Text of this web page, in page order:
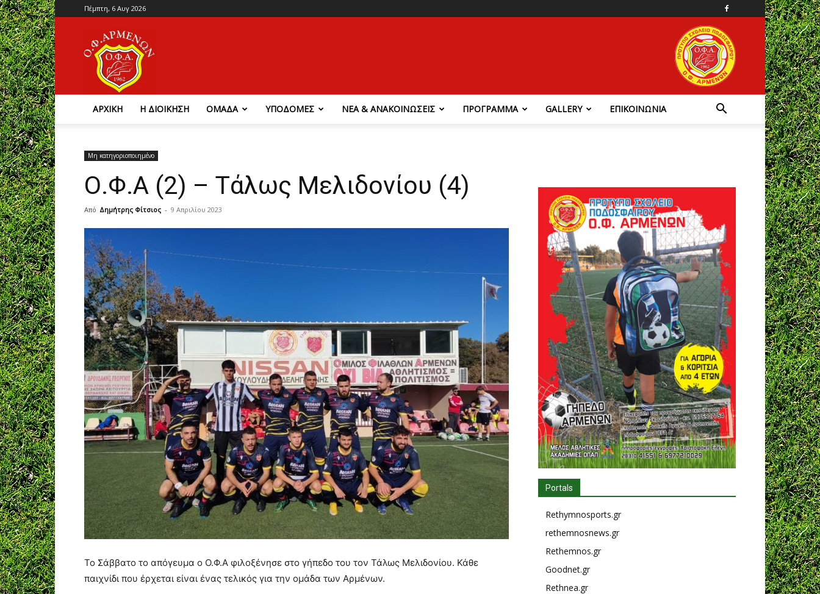
Πέμπτη, 6 Αυγ 2026
ΑΡΧΙΚΗ Η ΔΙΟΙΚΗΣΗ ΟΜΑΔΑ ΥΠΟΔΟΜΕΣ ΝΕΑ & ΑΝΑΚΟΙΝΩΣΕΙΣ ΠΡΟΓΡΑΜΜΑ GALLERY ΕΠΙΚΟΙΝΩΝΙΑ
Μη κατηγοριοποιημένο
Ο.Φ.Α (2) – Τάλως Μελιδονίου (4)
Από Δημήτρης Φίτσιος - 9 Απριλίου 2023
Το Σάββατο το απόγευμα ο Ο.Φ.Α φιλοξένησε στο γήπεδο του τον Τάλως Μελιδονίου. Κάθε
παιχνίδι που έρχεται είναι ένας τελικός για την ομάδα των Αρμένων.
Portals
Rethymnosports.gr
rethemnosnews.gr
Rethemnos.gr
Goodnet.gr
Rethnea.gr